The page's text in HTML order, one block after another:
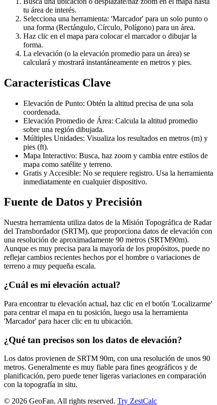
tu área de interés.
Selecciona una herramienta: 'Marcador' para un solo punto o
una forma (Rectángulo, Círculo, Polígono) para un área.
Haz clic en el mapa para colocar el marcador o dibujar la
forma.
La elevación (o la elevación promedio para un área) se
calculará y mostrará instantáneamente en metros y pies.
Características Clave
Elevación de Punto: Obtén la altitud precisa de una sola
coordenada.
Elevación Promedio de Área: Calcula la altitud promedio
sobre una región dibujada.
Múltiples Unidades: Visualiza los resultados en metros (m) y
pies (ft).
Mapa Interactivo: Busca, haz zoom y cambia entre estilos de
mapa como satélite y terreno.
Gratis y Accesible: No se requiere registro. Usa la herramienta
inmediatamente en cualquier dispositivo.
Fuente de Datos y Precisión
Nuestra herramienta utiliza datos de la Misión Topográfica de Radar
del Transbordador (SRTM), que proporciona datos de elevación con
una resolución de aproximadamente 90 metros (SRTM90m).
Aunque es muy precisa para la mayoría de los propósitos, puede no
reflejar cambios recientes hechos por el hombre o variaciones de
terreno a muy pequeña escala.
¿Cuál es mi elevación actual?
Para encontrar tu elevación actual, haz clic en el botón 'Localizarme'
para centrar el mapa en tu posición, luego usa la herramienta
'Marcador' para hacer clic en tu ubicación.
¿Qué tan precisos son los datos de elevación?
Los datos provienen de SRTM 90m, con una resolución de unos 90
metros. Generalmente es muy fiable para fines geográficos y de
planificación, pero puede tener ligeras variaciones en comparación
con la topografía in situ.
© 2026 GeoFan. All rights reserved. Try ZestCalc